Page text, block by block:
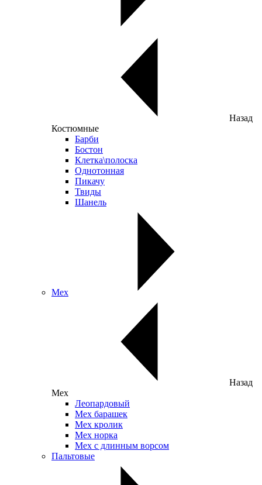
Назад
Костюмные
Барби
Бостон
Клетка\полоска
Однотонная
Пикачу
Твиды
Шанель
Мех
Назад
Мех
Леопардовый
Мех барашек
Мех кролик
Мех норка
Мех с длинным ворсом
Пальтовые